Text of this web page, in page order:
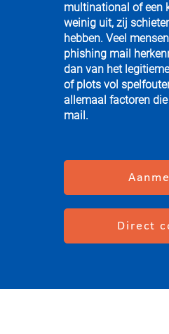
multinational of een
weinig uit, zij
hebben. Veel
phishing mail
dan van het
of plots vol
allemaal factoren
mail.
Direct